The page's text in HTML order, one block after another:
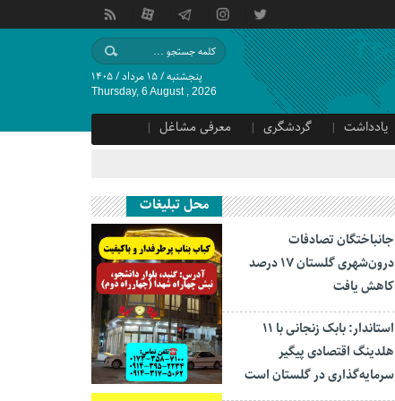
پنجشنبه / ۱۵ مرداد / ۱۴۰۵
Thursday, 6 August , 2026
یادداشت گردشگری
معرفی مشاغل
جانباختگان تصادفات
درون‌شهری گلستان ۱۷ درصد
کاهش یافت
استاندار: بابک زنجانی با ۱۱
هلدینگ اقتصادی پیگیر
سرمایه‌گذاری در گلستان است
محل تبلیغات